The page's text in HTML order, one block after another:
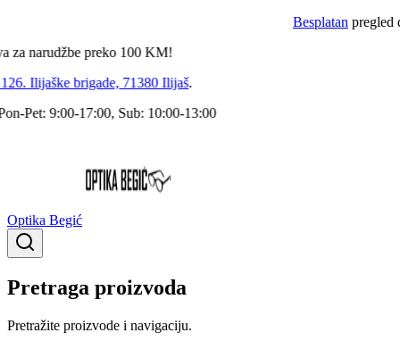
Besplatan pregled
preko 100KM!
Ilijaške brigade, 71380 Ilijaš.
9:00-17:00, Sub: 10:00-13:00
Optika Begić
Pretraga proizvoda
Pretražite proizvode i navigaciju.